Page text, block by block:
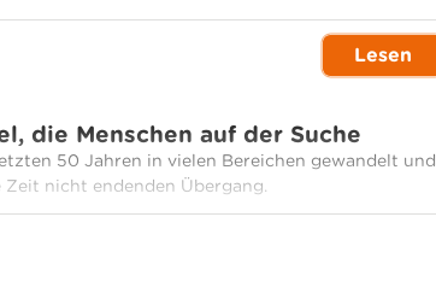
Lesen
die Menschen auf der Suche
50 Jahren in vielen Bereichen gewandelt und
nicht endenden Übergang.